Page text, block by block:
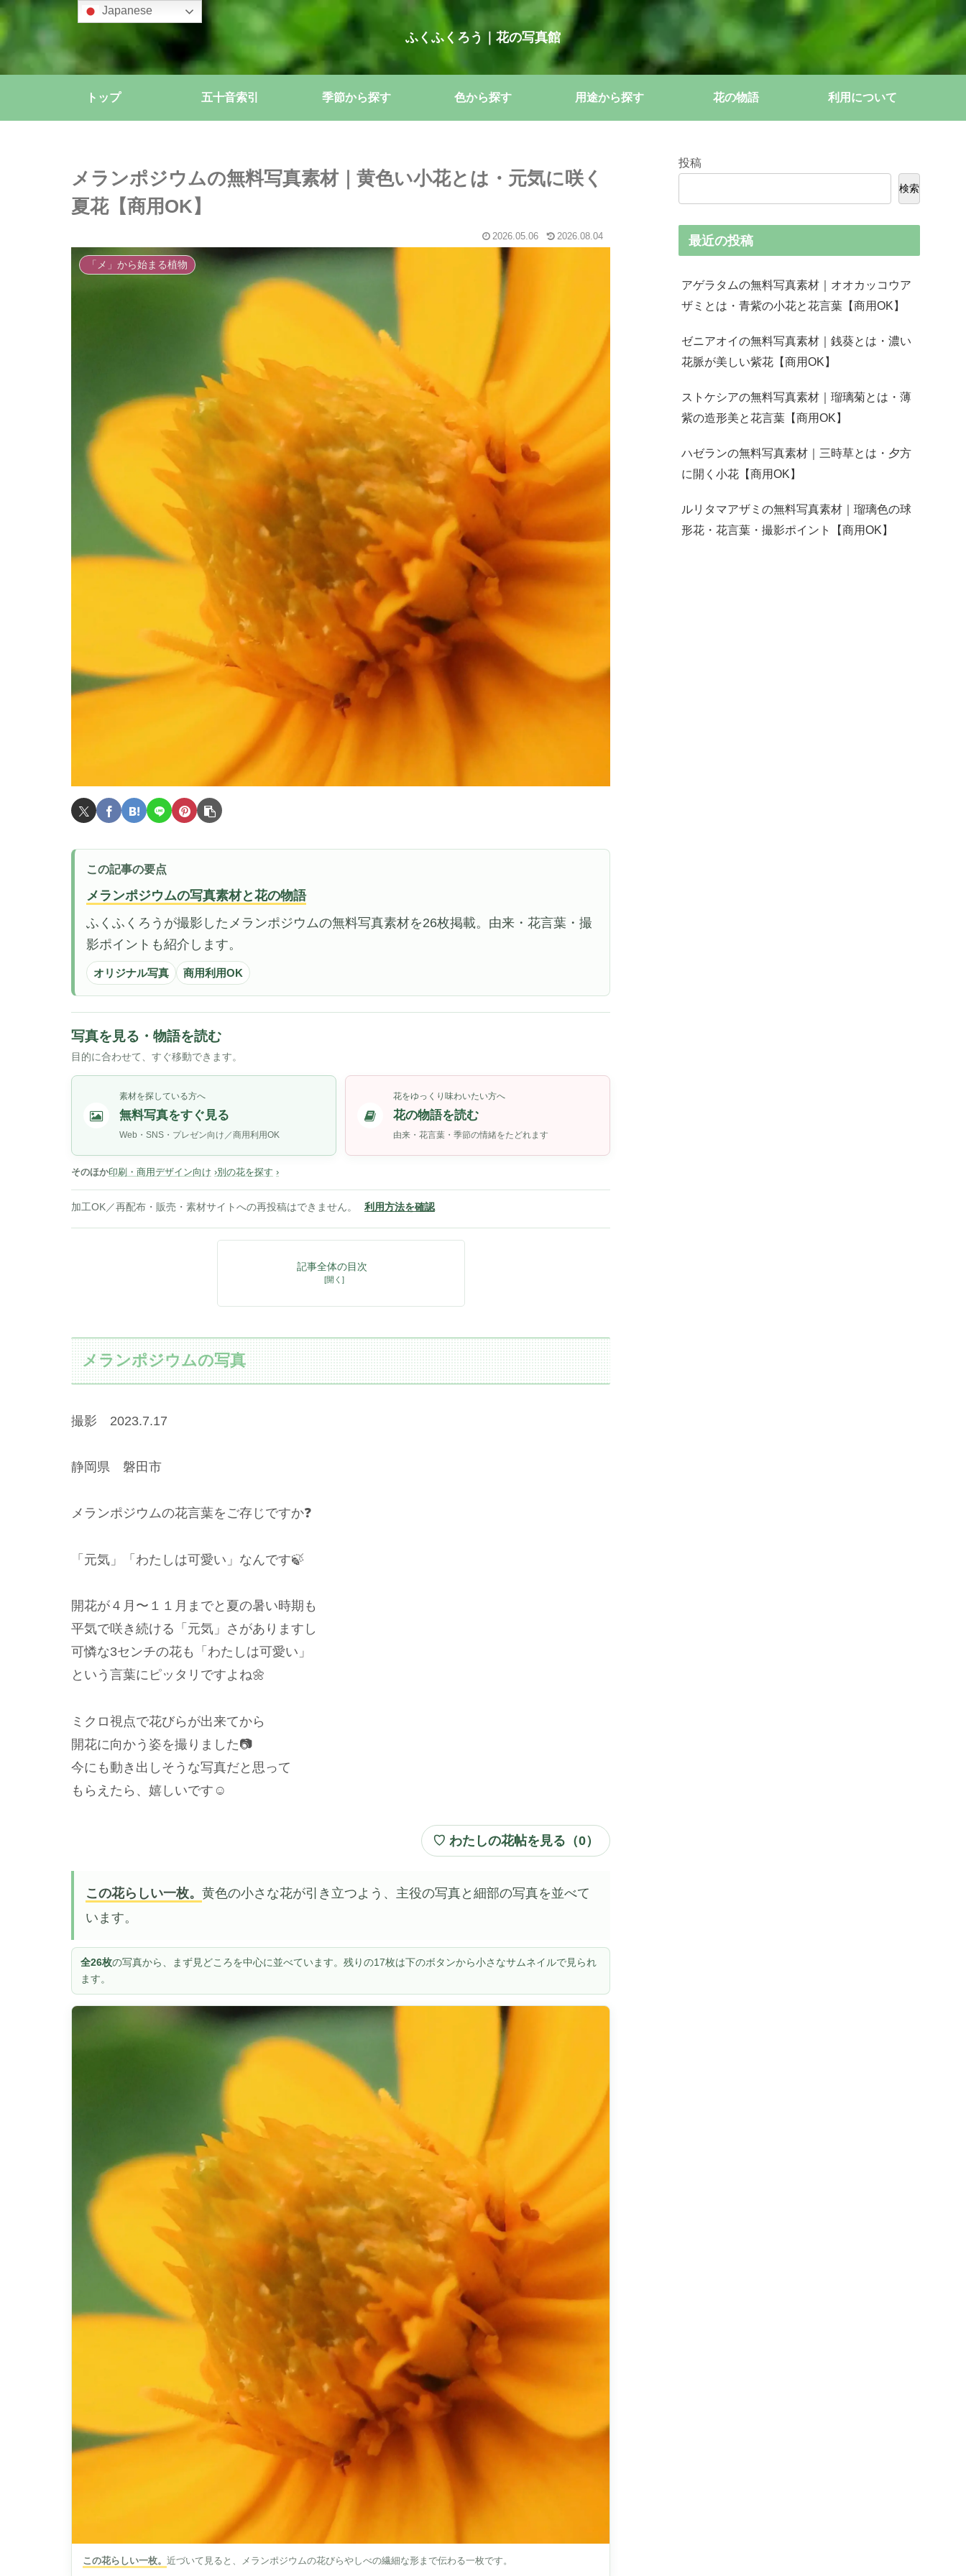
ふくふくろう｜花の写真館
トップ 五十音索引 季節から探す 色から探す 用途から探す 花の物語 利用について
メランポジウムの無料写真素材｜黄色い小花とは・元気に咲く
夏花【商用OK】
2026.05.06 2026.08.04
「メ」から始まる植物
この記事の要点
メランポジウムの写真素材と花の物語
ふくふくろうが撮影したメランポジウムの無料写真素材を26枚掲載。由来・花言葉・撮
影ポイントも紹介します。
オリジナル写真 商用利用OK
写真を見る・物語を読む
目的に合わせて、すぐ移動できます。
素材を探している方へ
無料写真をすぐ見る
Web・SNS・プレゼン向け／商用利用OK
花をゆっくり味わいたい方へ
花の物語を読む
由来・花言葉・季節の情緒をたどれます
そのほか印刷・商用デザイン向け 別の花を探す
加工OK／再配布・販売・素材サイトへの再投稿はできません。 利用方法を確認
記事全体の目次
メランポジウムの写真
撮影 2023.7.17
静岡県 磐田市
メランポジウムの花言葉をご存じですか❓
「元気」「わたしは可愛い」なんです🍃
開花が４月〜１１月までと夏の暑い時期も
平気で咲き続ける「元気」さがありますし
可憐な3センチの花も「わたしは可愛い」
という言葉にピッタリですよね🌼
ミクロ視点で花びらが出来てから
開花に向かう姿を撮りました📷
今にも動き出しそうな写真だと思って
もらえたら、嬉しいです☺️
♡ わたしの花帖を見る（0）
この花らしい一枚。 黄色の小さな花が引き立つよう、主役の写真と細部の写真を並べて
います。
全26枚の写真から、まず見どころを中心に並べています。残りの17枚は下のボタンから小さなサムネイルで見られ
ます。
この花らしい一枚。 近づいて見ると、メランポジウムの花びらやしべの繊細な形まで伝わる一枚です。
投稿
検索
最近の投稿
アゲラタムの無料写真素材｜オオカッコウア
ザミとは・青紫の小花と花言葉【商用OK】
ゼニアオイの無料写真素材｜銭葵とは・濃い
花脈が美しい紫花【商用OK】
ストケシアの無料写真素材｜瑠璃菊とは・薄
紫の造形美と花言葉【商用OK】
ハゼランの無料写真素材｜三時草とは・夕方
に開く小花【商用OK】
ルリタマアザミの無料写真素材｜瑠璃色の球
形花・花言葉・撮影ポイント【商用OK】
Japanese